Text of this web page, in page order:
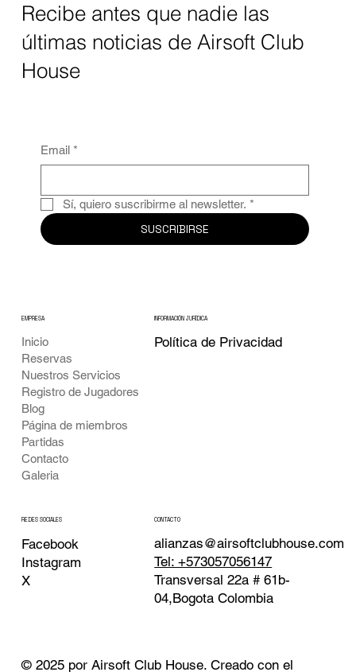
Recibe antes que nadie las
últimas noticias de Airsoft Club
House
Email *
Sí, quiero suscribirme al newsletter. *
SUSCRIBIRSE
Inicio
Reservas
Nuestros Servicios
Registro de Jugadores
Blog
Página de miembros
Partidas
Contacto
Galeria
EMPRESA INFORMACIÓN JURÍDICA
Política de Privacidad
REDES SOCIALES
Facebook
Instagram
X
CONTACTO
alianzas@airsoftclubhouse.com
Tel: +573057056147
Transversal 22a # 61b-
04,Bogota Colombia
© 2025 por Airsoft Club House. Creado con el